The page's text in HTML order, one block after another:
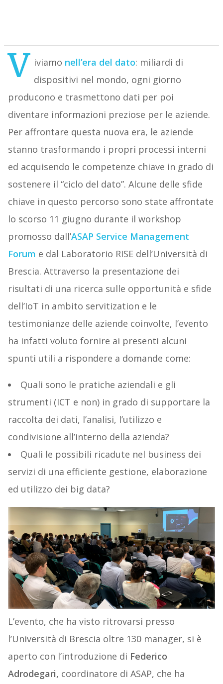
V iviamo nell’era del dato: miliardi di
dispositivi nel mondo, ogni giorno
producono e trasmettono dati per poi
diventare informazioni preziose per le aziende.
Per affrontare questa nuova era, le aziende
stanno trasformando i propri processi interni
ed acquisendo le competenze chiave in grado di
sostenere il “ciclo del dato”. Alcune delle sfide
chiave in questo percorso sono state affrontate
lo scorso 11 giugno durante il workshop
promosso dall’ASAP Service Management
Forum e dal Laboratorio RISE dell’Università di
Brescia. Attraverso la presentazione dei
risultati di una ricerca sulle opportunità e sfide
dell’IoT in ambito servitization e le
testimonianze delle aziende coinvolte, l’evento
ha infatti voluto fornire ai presenti alcuni
spunti utili a rispondere a domande come:
Quali sono le pratiche aziendali e gli
strumenti (ICT e non) in grado di supportare la
raccolta dei dati, l’analisi, l’utilizzo e
condivisione all’interno della azienda?
Quali le possibili ricadute nel business dei
servizi di una efficiente gestione, elaborazione
ed utilizzo dei big data?
L’evento, che ha visto ritrovarsi presso
l’Università di Brescia oltre 130 manager, si è
aperto con l’introduzione di Federico
Adrodegari, coordinatore di ASAP, che ha